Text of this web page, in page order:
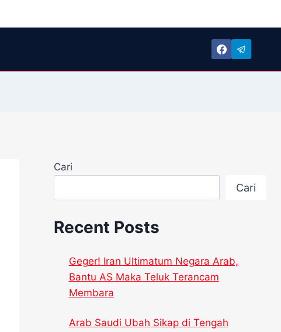
Cari
Cari
Recent Posts
Geger! Iran Ultimatum Negara Arab,
Bantu AS Maka Teluk Terancam
Membara
Arab Saudi Ubah Sikap di Tengah